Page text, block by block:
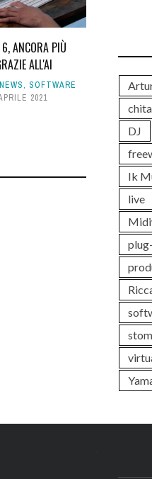
ANCORA PIÙ
ALL'AI
NEWS, SOFTWARE
2021
DJ
Ik
live